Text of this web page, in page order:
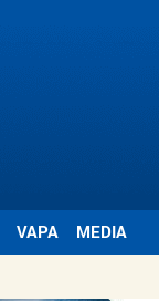
VAPA MEDIA